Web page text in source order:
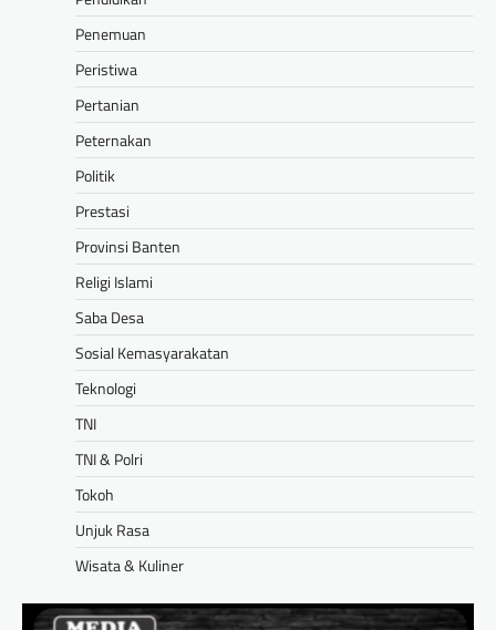
Penemuan
Peristiwa
Pertanian
Peternakan
Politik
Prestasi
Provinsi Banten
Religi Islami
Saba Desa
Sosial Kemasyarakatan
Teknologi
TNI
TNI & Polri
Tokoh
Unjuk Rasa
Wisata & Kuliner